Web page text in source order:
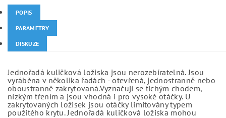
POPIS
PARAMETRY
DISKUZE
Jednořadá kuličková ložiska jsou nerozebíratelná. Jsou
vyráběna v několika řadách - otevřená, jednostranně nebo
oboustranně zakrytovaná.Vyznačují se tichým chodem,
nízkým třením a jsou vhodná i pro vysoké otáčky. U
zakrytovaných ložisek jsou otáčky limitovány typem
použitého krytu. Jednořadá kuličková ložiska mohou